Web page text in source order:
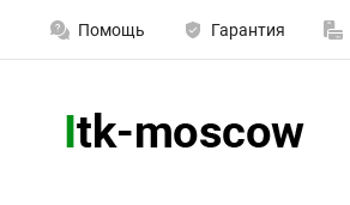
Помощь Гарантия